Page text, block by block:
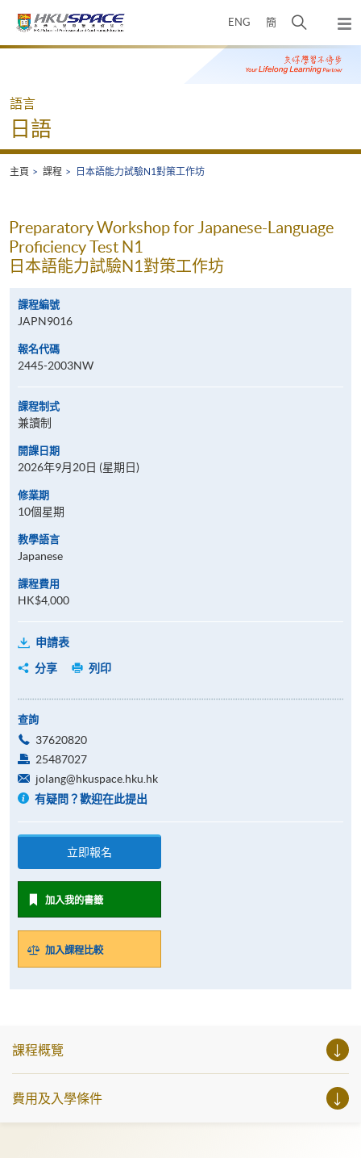
ENG 簡
開
搜
尋
彈
出
主
Main
語言
日語
主頁 課程 日本語能力試驗N1對策工作坊
Preparatory Workshop for Japanese-Language
Proficiency Test N1
日本語能力試驗N1對策工作坊
課程編號
JAPN9016
報名代碼
2445-2003NW
課程制式
兼讀制
開課日期
2026年9月20日 (星期日)
修業期
10個星期
教學語言
Japanese
課程費用
HK$4,000
申請表
分享
列印
查詢
37620820
25487027
jolang@hkuspace.hku.hk
有疑問？歡迎在此提出
立即報名
加入我的書籤
加入課程比較
課程概覽
費用及入學條件